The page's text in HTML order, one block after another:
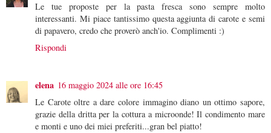
Le tue proposte per la pasta fresca sono sempre molto
interessanti. Mi piace tantissimo questa aggiunta di carote e semi
di papavero, credo che proverò anch'io. Complimenti :)
Rispondi
elena 16 maggio 2024 alle ore 16:45
Le Carote oltre a dare colore immagino diano un ottimo sapore,
grazie della dritta per la cottura a microonde! Il condimento mare
e monti e uno dei miei preferiti...gran bel piatto!